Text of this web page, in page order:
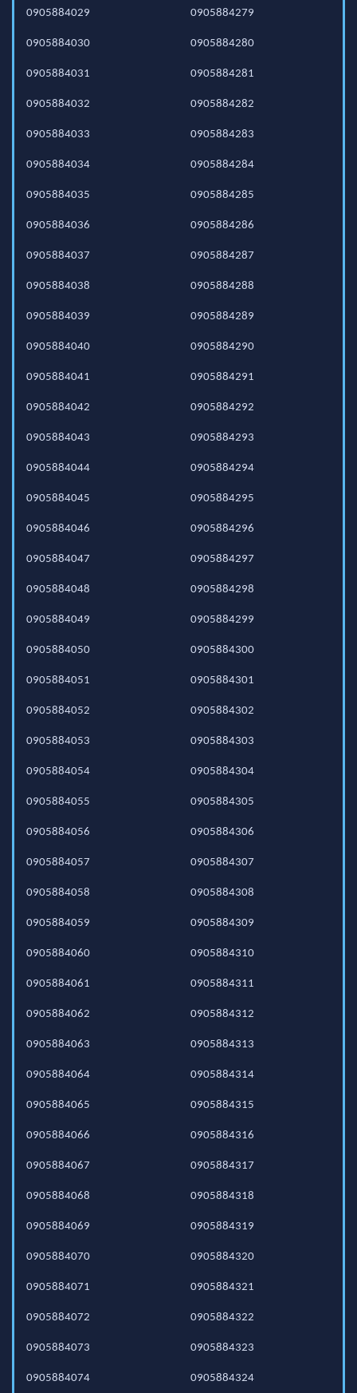
0905884029
0905884030
0905884031
0905884032
0905884033
0905884034
0905884035
0905884036
0905884037
0905884038
0905884039
0905884040
0905884041
0905884042
0905884043
0905884044
0905884045
0905884046
0905884047
0905884048
0905884049
0905884050
0905884051
0905884052
0905884053
0905884054
0905884055
0905884056
0905884057
0905884058
0905884059
0905884060
0905884061
0905884062
0905884063
0905884064
0905884065
0905884066
0905884067
0905884068
0905884069
0905884070
0905884071
0905884072
0905884073
0905884074
0905884279
0905884280
0905884281
0905884282
0905884283
0905884284
0905884285
0905884286
0905884287
0905884288
0905884289
0905884290
0905884291
0905884292
0905884293
0905884294
0905884295
0905884296
0905884297
0905884298
0905884299
0905884300
0905884301
0905884302
0905884303
0905884304
0905884305
0905884306
0905884307
0905884308
0905884309
0905884310
0905884311
0905884312
0905884313
0905884314
0905884315
0905884316
0905884317
0905884318
0905884319
0905884320
0905884321
0905884322
0905884323
0905884324